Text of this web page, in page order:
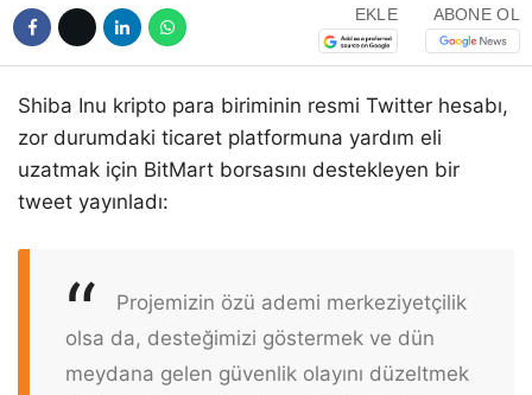
EKLE ABONE OL
Shiba Inu kripto para biriminin resmi Twitter hesabı,
zor durumdaki ticaret platformuna yardım eli
uzatmak için BitMart borsasını destekleyen bir
tweet yayınladı:
Projemizin özü ademi merkeziyetçilik
olsa da, desteğimizi göstermek ve dün
meydana gelen güvenlik olayını düzeltmek